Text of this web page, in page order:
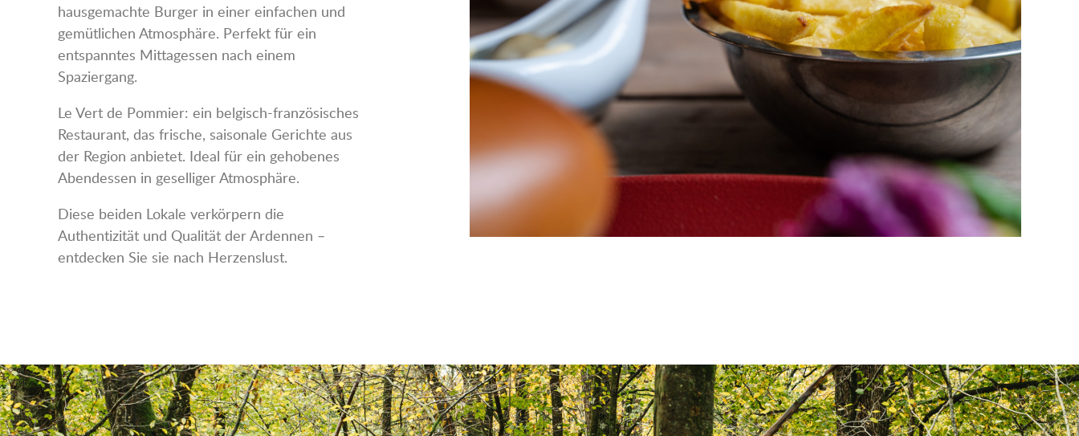
hausgemachte Burger in einer einfachen und
gemütlichen Atmosphäre. Perfekt für ein
entspanntes Mittagessen nach einem
Spaziergang.
Le Vert de Pommier: ein belgisch-französisches
Restaurant, das frische, saisonale Gerichte aus
der Region anbietet. Ideal für ein gehobenes
Abendessen in geselliger Atmosphäre.
Diese beiden Lokale verkörpern die
Authentizität und Qualität der Ardennen –
entdecken Sie sie nach Herzenslust.